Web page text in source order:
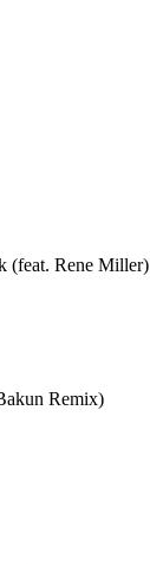
(feat. Rene Miller)
Remix)